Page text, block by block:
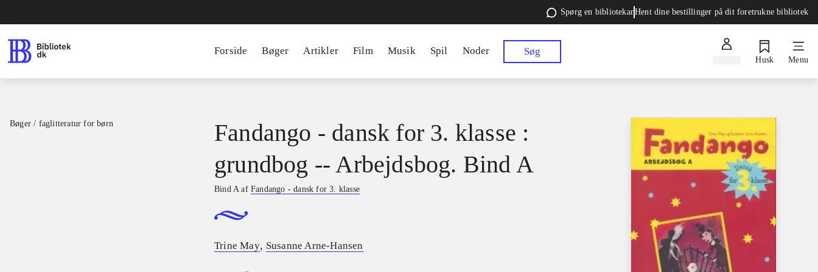
Spørg en bibliotekarHent dine bestillinger på dit foretrukne bibliotek
Forside Bøger Artikler Film Musik Spil Noder Søg
Husk Menu
Bøger / faglitteratur for børn
Fandango - dansk for 3. klasse :
grundbog -- Arbejdsbog. Bind A
Bind A afFandango - dansk for 3. klasse
Trine May, Susanne Arne-Hansen